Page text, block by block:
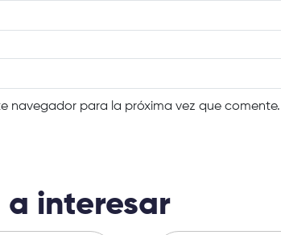
navegador para la próxima vez que comente.
a interesar